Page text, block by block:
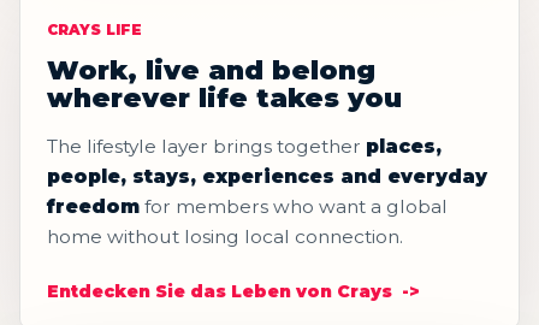
CRAYS LIFE
Work, live and belong
wherever life takes you
The lifestyle layer brings together places,
people, stays, experiences and everyday
freedom for members who want a global
home without losing local connection.
Entdecken Sie das Leben von Crays